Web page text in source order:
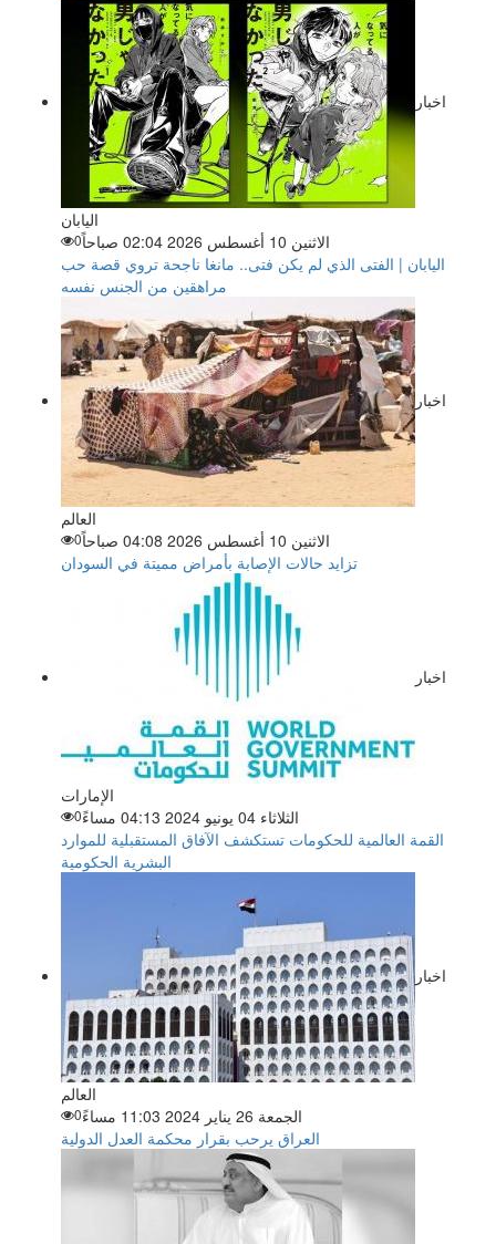
اخبار
اليابان
الاثنين 10 أغسطس 2026 02:04 صباحاً
0
اليابان | الفتى الذي لم يكن فتى.. مانغا ناجحة تروي قصة حب
مراهقين من الجنس نفسه
اخبار
العالم
الاثنين 10 أغسطس 2026 04:08 صباحاً
0
تزايد حالات الإصابة بأمراض مميتة في السودان
اخبار
الإمارات
الثلاثاء 04 يونيو 2024 04:13 مساءً
0
القمة العالمية للحكومات تستكشف الآفاق المستقبلية للموارد
البشرية الحكومية
اخبار
العالم
الجمعة 26 يناير 2024 11:03 مساءً
0
العراق يرحب بقرار محكمة العدل الدولية